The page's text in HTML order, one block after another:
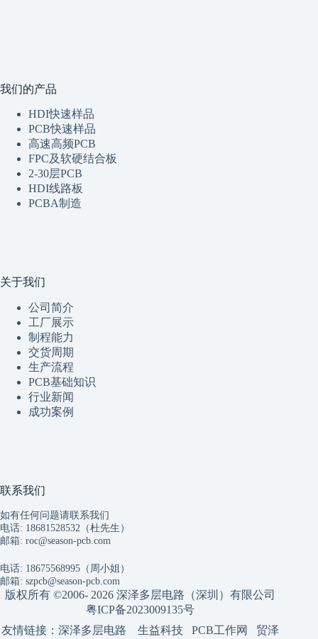
我们的产品
HDI快速样品
PCB快速样品
高速高频PCB
FPC及软硬结合板
2-30层PCB
HDI线路板
PCBA制造
关于我们
公司简介
工厂展示
制程能力
交货周期
生产流程
PCB基础知识
行业新闻
成功案例
联系我们
如有任何问题请联系我们
电话: 18681528532（杜先生）
邮箱: roc@season-pcb.com
电话: 18675568995（周小姐）
邮箱: szpcb@season-pcb.com
版权所有 ©2006- 2026 深泽多层电路（深圳）有限公司
粤ICP备2023009135号
友情链接： 深泽多层电路 生益科技 PCB工作网 贸泽